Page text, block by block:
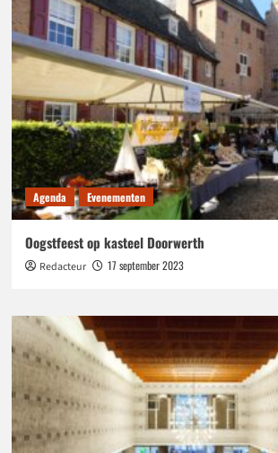
Agenda Evenementen
Oogstfeest op kasteel Doorwerth
Redacteur 17 september 2023